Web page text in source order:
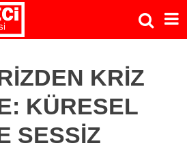
KRİZ
KÜRESEL
SESSİZ